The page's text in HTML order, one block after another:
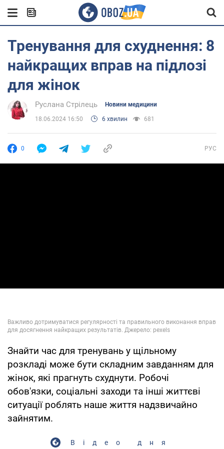
Тренування для схуднення: 8
найкращих вправ на підлозі
для жінок
Руслана Стрілець Новини медицини
18.06.2024 16:50 6 хвилин 681
0 РУС
Знайти час для тренувань у щільному
розкладі може бути складним завданням для
жінок, які прагнуть схуднути. Робочі
обов'язки, соціальні заходи та інші життєві
ситуації роблять наше життя надзвичайно
зайнятим.
Відео дня